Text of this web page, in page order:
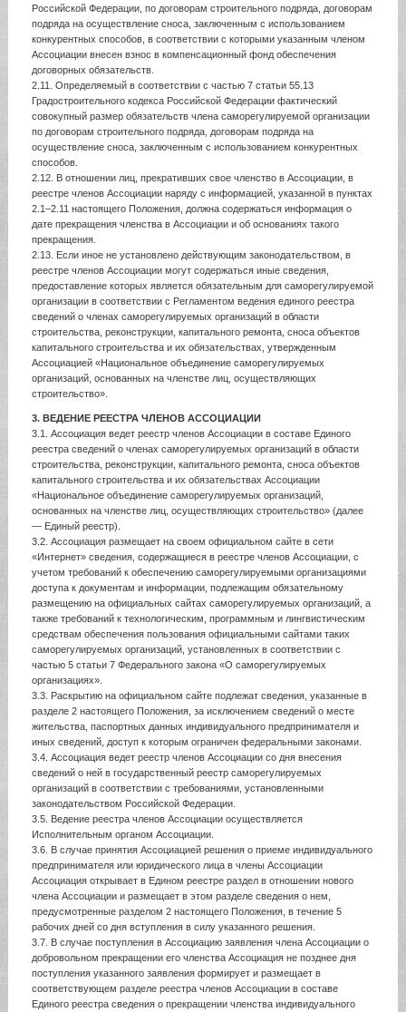
Российской Федерации, по договорам строительного подряда, договорам
подряда на осуществление сноса, заключенным с использованием
конкурентных способов, в соответствии с которыми указанным членом
Ассоциации внесен взнос в компенсационный фонд обеспечения
договорных обязательств.
2.11. Определяемый в соответствии с частью 7 статьи 55.13
Градостроительного кодекса Российской Федерации фактический
совокупный размер обязательств члена саморегулируемой организации
по договорам строительного подряда, договорам подряда на
осуществление сноса, заключенным с использованием конкурентных
способов.
2.12. В отношении лиц, прекративших свое членство в Ассоциации, в
реестре членов Ассоциации наряду с информацией, указанной в пунктах
2.1–2.11 настоящего Положения, должна содержаться информация о
дате прекращения членства в Ассоциации и об основаниях такого
прекращения.
2.13. Если иное не установлено действующим законодательством, в
реестре членов Ассоциации могут содержаться иные сведения,
предоставление которых является обязательным для саморегулируемой
организации в соответствии с Регламентом ведения единого реестра
сведений о членах саморегулируемых организаций в области
строительства, реконструкции, капитального ремонта, сноса объектов
капитального строительства и их обязательствах, утвержденным
Ассоциацией «Национальное объединение саморегулируемых
организаций, основанных на членстве лиц, осуществляющих
строительство».
3. ВЕДЕНИЕ РЕЕСТРА ЧЛЕНОВ АССОЦИАЦИИ
3.1. Ассоциация ведет реестр членов Ассоциации в составе Единого
реестра сведений о членах саморегулируемых организаций в области
строительства, реконструкции, капитального ремонта, сноса объектов
капитального строительства и их обязательствах Ассоциации
«Национальное объединение саморегулируемых организаций,
основанных на членстве лиц, осуществляющих строительство» (далее
— Единый реестр).
3.2. Ассоциация размещает на своем официальном сайте в сети
«Интернет» сведения, содержащиеся в реестре членов Ассоциации, с
учетом требований к обеспечению саморегулируемыми организациями
доступа к документам и информации, подлежащим обязательному
размещению на официальных сайтах саморегулируемых организаций, а
также требований к технологическим, программным и лингвистическим
средствам обеспечения пользования официальными сайтами таких
саморегулируемых организаций, установленных в соответствии с
частью 5 статьи 7 Федерального закона «О саморегулируемых
организациях».
3.3. Раскрытию на официальном сайте подлежат сведения, указанные в
разделе 2 настоящего Положения, за исключением сведений о месте
жительства, паспортных данных индивидуального предпринимателя и
иных сведений, доступ к которым ограничен федеральными законами.
3.4. Ассоциация ведет реестр членов Ассоциации со дня внесения
сведений о ней в государственный реестр саморегулируемых
организаций в соответствии с требованиями, установленными
законодательством Российской Федерации.
3.5. Ведение реестра членов Ассоциации осуществляется
Исполнительным органом Ассоциации.
3.6. В случае принятия Ассоциацией решения о приеме индивидуального
предпринимателя или юридического лица в члены Ассоциации
Ассоциация открывает в Едином реестре раздел в отношении нового
члена Ассоциации и размещает в этом разделе сведения о нем,
предусмотренные разделом 2 настоящего Положения, в течение 5
рабочих дней со дня вступления в силу указанного решения.
3.7. В случае поступления в Ассоциацию заявления члена Ассоциации о
добровольном прекращении его членства Ассоциация не позднее дня
поступления указанного заявления формирует и размещает в
соответствующем разделе реестра членов Ассоциации в составе
Единого реестра сведения о прекращении членства индивидуального